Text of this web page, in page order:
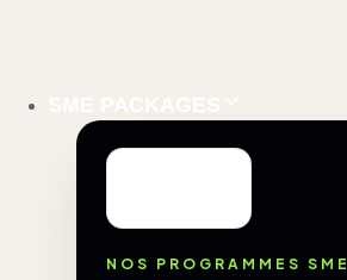
NOS PROGRAMMES SME